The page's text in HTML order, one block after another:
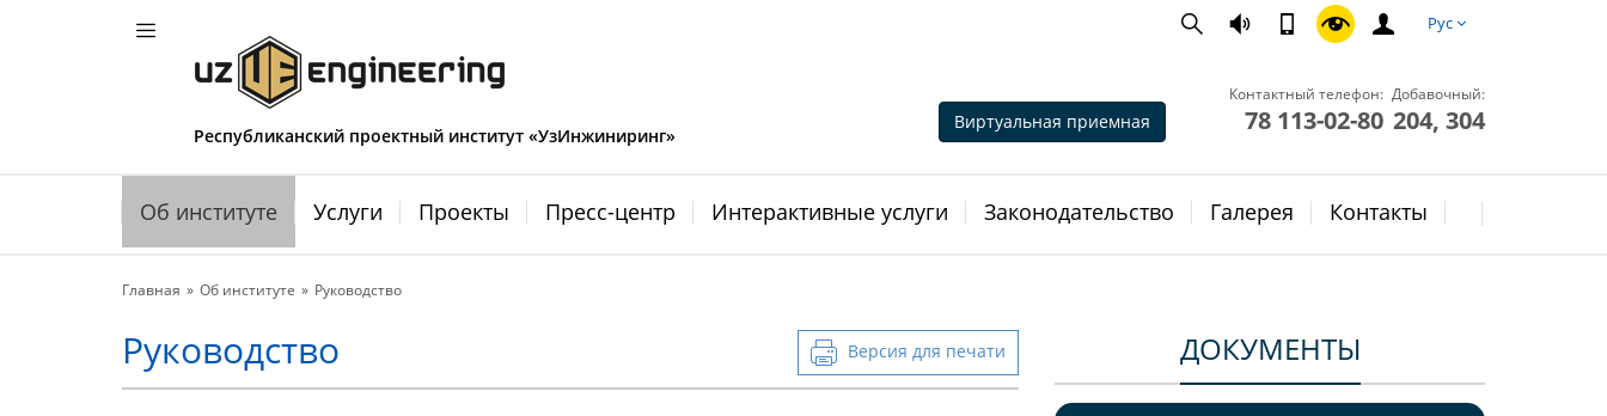
Рус
Республиканский проектный институт «УзИнжиниринг»
Виртуальная приемная
Контактный телефон:
78 113-02-80
Добавочный:
204, 304
Об институте Услуги Проекты Пресс-центр Интерактивные услуги Законодательство Галерея Контакты
Главная Об институте Руководство
Версия для печати
Руководство ДОКУМЕНТЫ